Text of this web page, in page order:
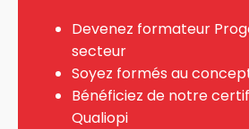
Devenez formateur
secteur
Soyez formés au
Bénéficiez de notre
Qualiopi